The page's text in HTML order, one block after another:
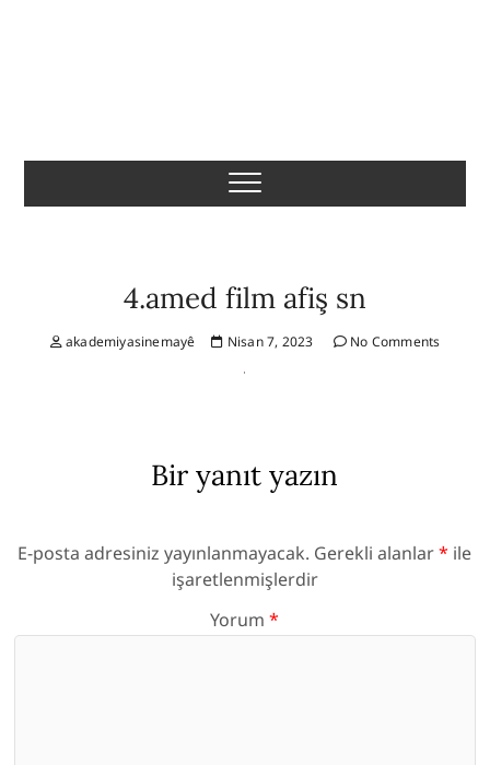
Komeleya Akademiya
Sînemayê ya Rojhilata
4.amed film afiş sn
akademiyasinemayê Nisan 7, 2023 No Comments
Bir yanıt yazın
E-posta adresiniz yayınlanmayacak. Gerekli alanlar* ile
işaretlenmişlerdir
Yorum*